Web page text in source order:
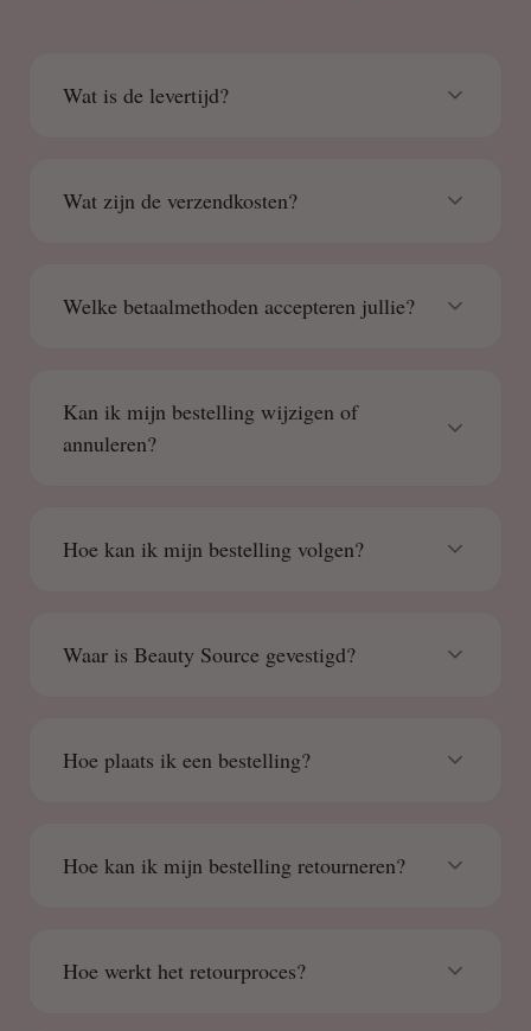
Wat is de levertijd?
Wat zijn de verzendkosten?
Welke betaalmethoden accepteren jullie?
Kan ik mijn bestelling wijzigen of
annuleren?
Hoe kan ik mijn bestelling volgen?
Waar is Beauty Source gevestigd?
Hoe plaats ik een bestelling?
Hoe kan ik mijn bestelling retourneren?
Hoe werkt het retourproces?